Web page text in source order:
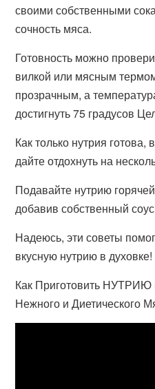
своими собственными
сочность мяса.
Готовность можно
вилкой или мясным
прозрачным, а
достигнуть 75 градусов
Как только нутрия
дайте отдохнуть на
Подавайте нутрию
добавив собственный
Надеюсь, эти советы
вкусную нутрию в духовке!
Как Приготовить НУТРИЮ
Нежного и Диетического